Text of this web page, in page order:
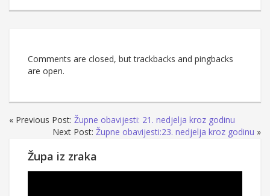
Comments are closed, but trackbacks and pingbacks
are open.
« Previous Post: Župne obavijesti: 21. nedjelja kroz godinu
Next Post: Župne obavijesti:23. nedjelja kroz godinu »
Župa iz zraka